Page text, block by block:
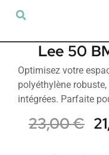
Lee 50
Optimisez votre
polyéthylène
intégrées. Parfaite
23,00€